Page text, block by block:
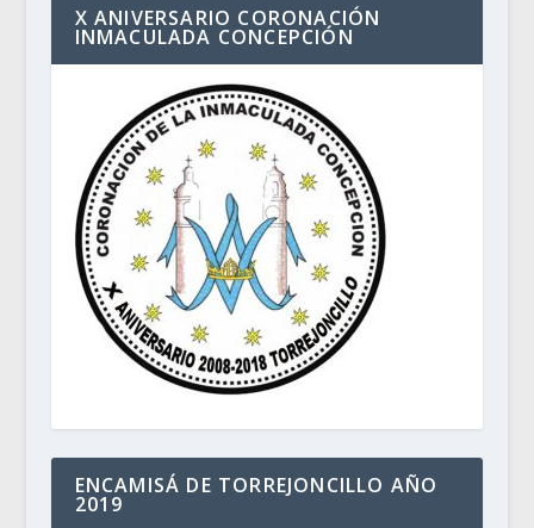
X ANIVERSARIO CORONACIÓN
INMACULADA CONCEPCIÓN
ENCAMISÁ DE TORREJONCILLO AÑO
2019